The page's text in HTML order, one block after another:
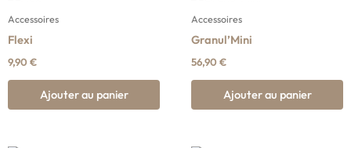
Accessoires
Flexi
9,90 €
Ajouter au panier
Accessoires
Granul’Mini
56,90 €
Ajouter au panier